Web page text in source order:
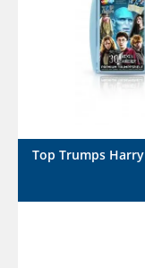
Top Trumps